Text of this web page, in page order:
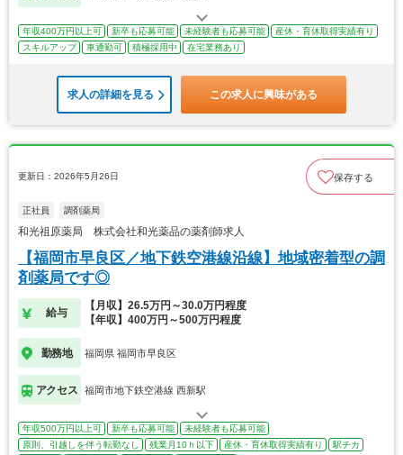
年収400万円以上可 新卒も応募可能 未経験者も応募可能
産休・育休取得実績有り
スキルアップ
車通勤可 積極採用中 在宅業務あり
求人の詳細を見る この求人に興味がある
更新日：2026年5月26日 保存する
正社員 調剤薬局
和光祖原薬局 株式会社和光薬品の薬剤師求人
【福岡市早良区／地下鉄空港線沿線】地域密着型の調
剤薬局です◎
給与
【月収】26.5万円～30.0万円程度
【年収】400万円～500万円程度
勤務地 福岡県 福岡市早良区
アクセス 福岡市地下鉄空港線 西新駅
年収500万円以上可 新卒も応募可能
未経験者も応募可能
原則、引越しを伴う転勤なし
残業月10ｈ以下 産休・育休取得実績有り
駅チカ